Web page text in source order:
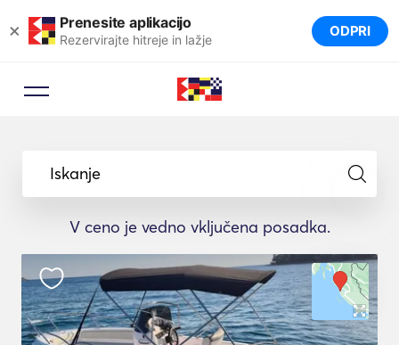
× Prenesite aplikacijo
Rezervirajte hitreje in lažje ODPRI
Iskanje
V ceno je vedno vključena posadka.